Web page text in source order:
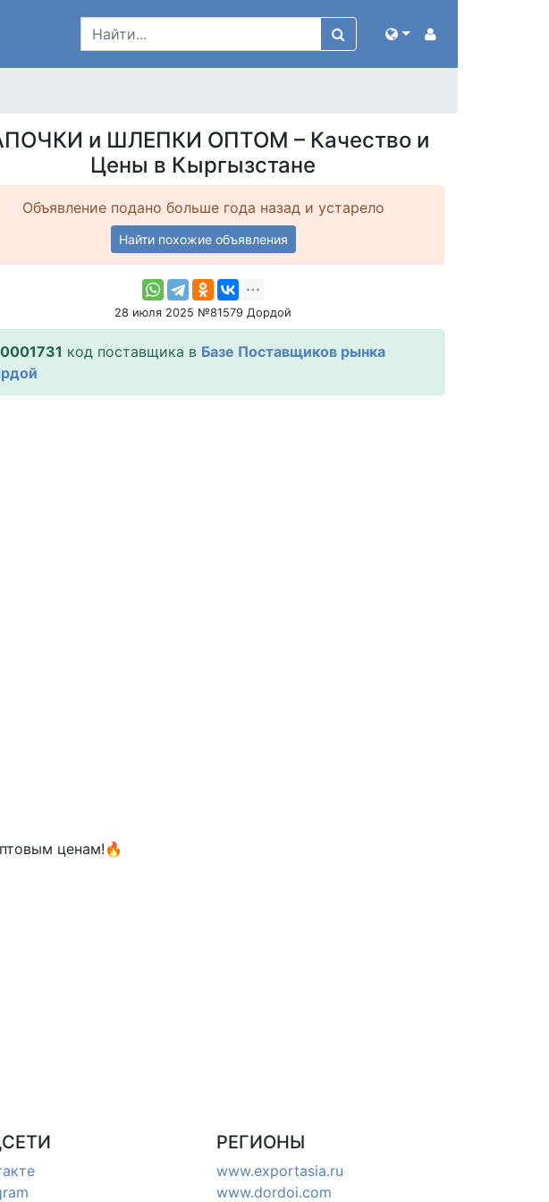
и ШЛЕПКИ ОПТОМ – Качество и
Цены в Кыргызстане
Объявление подано больше года назад и устарело
Найти похожие объявления
28 июля 2025 №81579 Дордой
код поставщика в Базе Поставщиков рынка
ценам!🔥
РЕГИОНЫ
www.exportasia.ru
www.dordoi.com